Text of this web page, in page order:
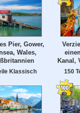
Pier, Gower,
Wales,
Klassisch
Kanal,
150